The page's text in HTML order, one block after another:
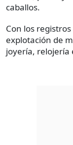
caballos.
Con los registros
explotación de
joyería,